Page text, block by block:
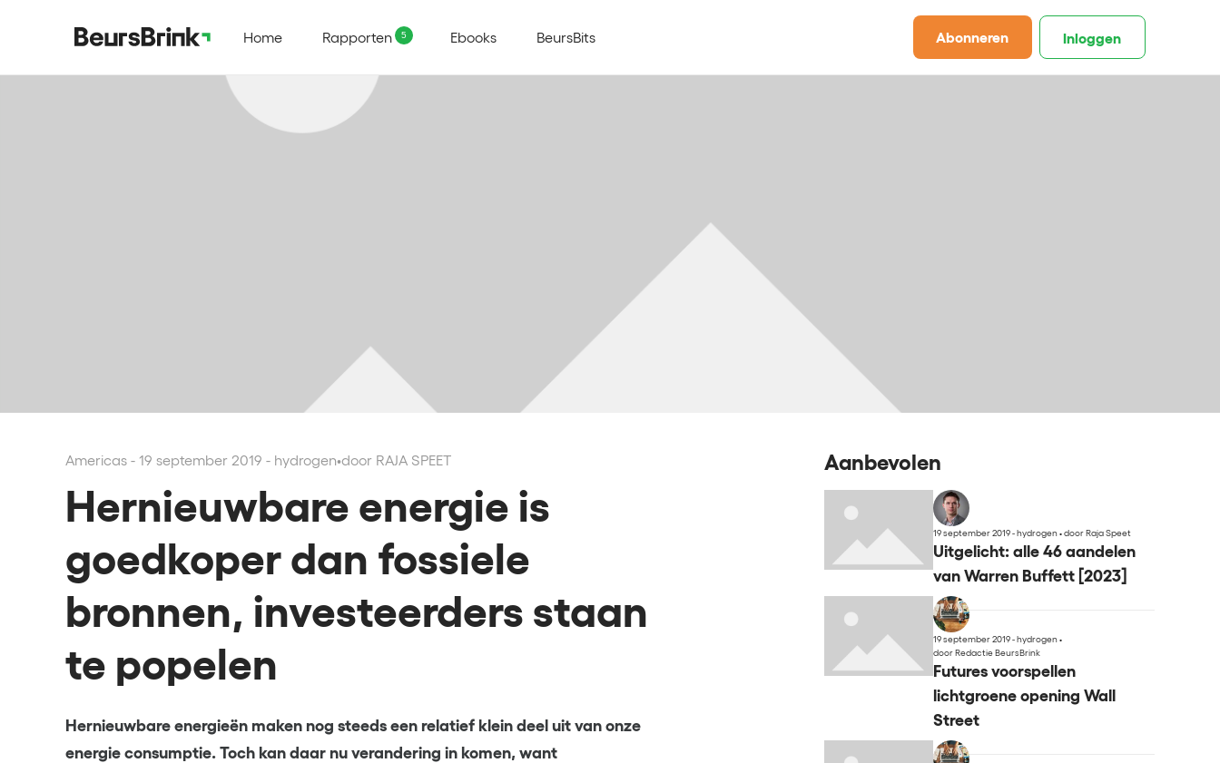
Home Rapporten Ebooks BeursBits Abonneren Inloggen
Americas - 19 september 2019 - hydrogen•door RAJA SPEET
Hernieuwbare energie is
goedkoper dan fossiele
bronnen, investeerders staan
te popelen
Hernieuwbare energieën maken nog steeds een relatief klein deel uit van onze
energie consumptie. Toch kan daar nu verandering in komen, want
Aanbevolen
19 september 2019 - hydrogen•door Raja Speet
Uitgelicht: alle 46 aandelen
van Warren Buffett [2023]
19 september 2019 - hydrogen•
door Redactie BeursBrink
Futures voorspellen
lichtgroene opening Wall
Street